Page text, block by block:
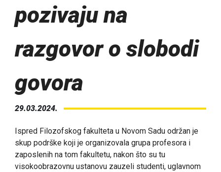
pozivaju na
razgovor o slobodi
govora
29.03.2024.
Ispred Filozofskog fakulteta u Novom Sadu održan je
skup podrške koji je organizovala grupa profesora i
zaposlenih na tom fakultetu, nakon što su tu
visokoobrazovnu ustanovu zauzeli studenti, uglavnom